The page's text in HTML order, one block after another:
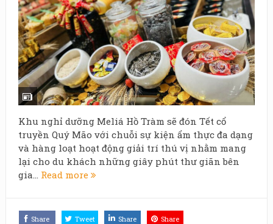
Khu nghỉ dưỡng Meliá Hồ Tràm sẽ đón Tết cổ
truyền Quý Mão với chuỗi sự kiện ẩm thực đa dạng
và hàng loạt hoạt động giải trí thú vị nhằm mang
lại cho du khách những giây phút thư giãn bên
gia... Read more
Share Tweet Share Share